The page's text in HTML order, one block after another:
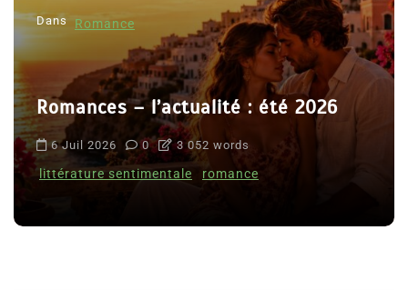
Dans Romance
Romances – l’actualité : été 2026
6 Juil 2026 0 3 052 words
littérature sentimentale romance